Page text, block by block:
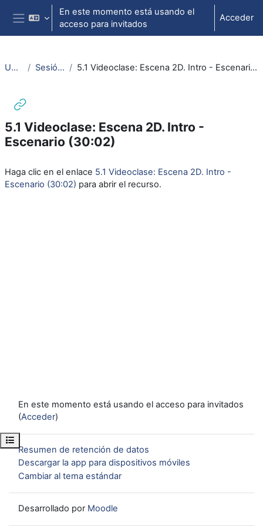
Salta al contenido principal
Panel lateral
En este momento está usando el
acceso para invitados
Acceder
Abrir índice del curso
Unity Sesión 4 5.1 Videoclase: Escena 2D. Intro - Escenario (30:02)
5.1 Videoclase: Escena 2D. Intro -
Escenario (30:02)
Haga clic en el enlace 5.1 Videoclase: Escena 2D. Intro -
Escenario (30:02) para abrir el recurso.
En este momento está usando el acceso para invitados
(Acceder)
Resumen de retención de datos
Descargar la app para dispositivos móviles
Cambiar al tema estándar
Desarrollado por Moodle